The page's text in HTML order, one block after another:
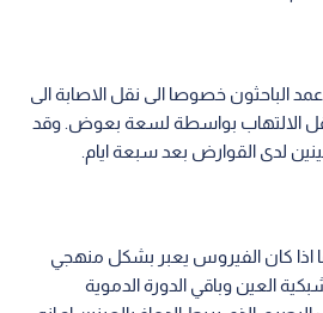
عمد الباحثون خصوصا الى نقل الاصابة الى
الالتهاب بواسطة لسعة بعوض. وقد
لدى القوارض بعد سبعة ايام.
اذا كان الفيروس يعبر بشكل منهجي
العين وباقي الدورة الدموية